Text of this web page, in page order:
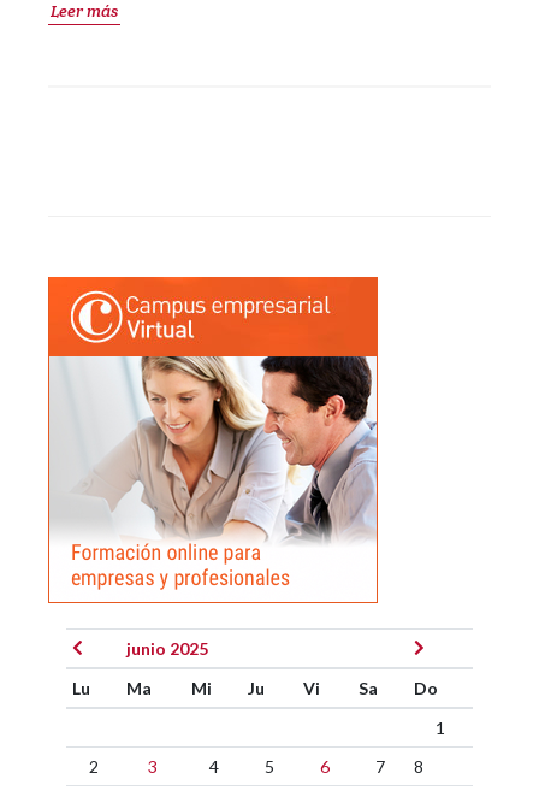
Leer más
junio 2025
Lu
Ma Mi Ju Vi Sa
Do
1
2
3 4 5 6 7 8